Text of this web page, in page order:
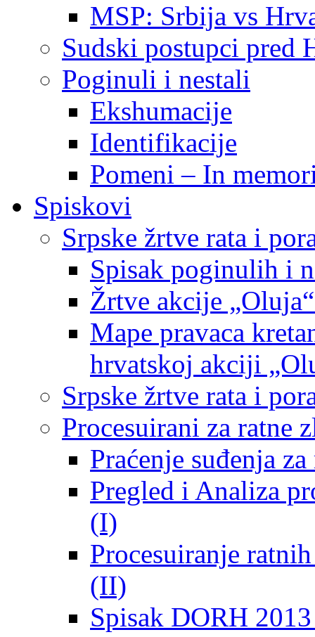
MSP: Srbija vs
Sudski postupci pred
Poginuli i nestali
Ekshumacije
Identifikacije
Pomeni – In
Spiskovi
Srpske žrtve rata i
Spisak poginulih i
Žrtve akcije
Mape pravaca
hrvatskoj akciji
Srpske žrtve rata i
Procesuirani za ratne
Praćenje suđenja
Pregled i Analiza
(I)
Procesuiranje
(II)
Spisak DORH